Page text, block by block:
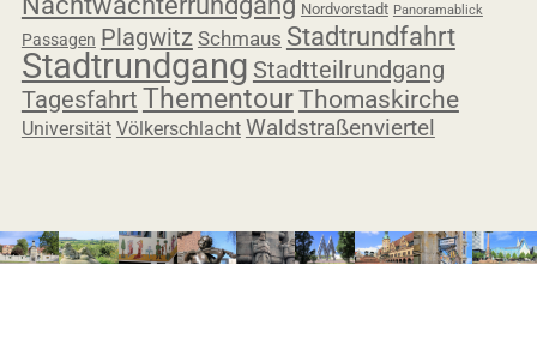
Nordvorstadt Panoramablick
Passagen Plagwitz Schmaus Stadtrundfahrt
Stadtrundgang Stadtteilrundgang
Tagesfahrt ThementourThomaskirche
Universität Völkerschlacht Waldstraßenviertel